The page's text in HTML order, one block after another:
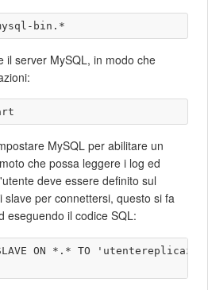
il server MySQL, in modo che
MySQL per abilitare un
che possa leggere i log ed
deve essere definito sul
slave per connettersi, questo si fa
eseguendo il codice SQL:
SLAVE ON *.* TO